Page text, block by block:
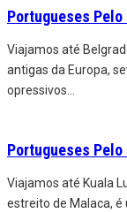
Portugueses
Viajamos até
antigas da Europa,
opressivos
Portugueses
Viajamos até Kuala
estreito de Malaca, é